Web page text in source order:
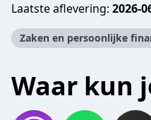
Laatste aflevering: 2026-
Zaken en persoonlijke
Waar kun